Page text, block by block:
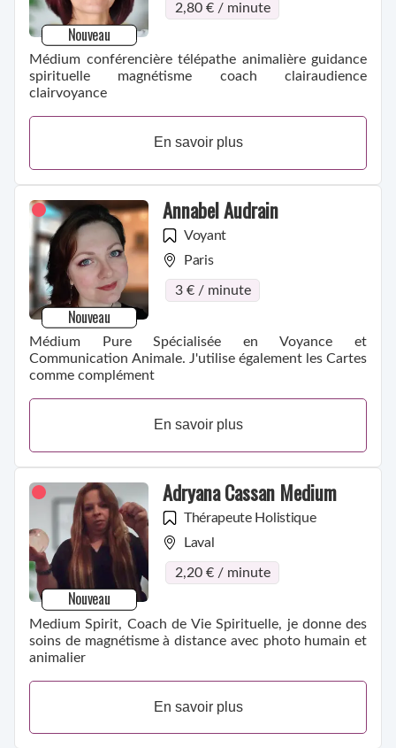
Nouveau
2,80 € / minute
Médium conférencière télépathe animalière guidance
spirituelle magnétisme coach clairaudience
clairvoyance
En savoir plus
Nouveau
Annabel Audrain
Voyant
Paris
3 € / minute
Médium Pure Spécialisée en Voyance et
Communication Animale. J'utilise également les Cartes
comme complément
En savoir plus
Nouveau
Adryana Cassan Medium
Thérapeute Holistique
Laval
2,20 € / minute
Medium Spirit, Coach de Vie Spirituelle, je donne des
soins de magnétisme à distance avec photo humain et
animalier
En savoir plus